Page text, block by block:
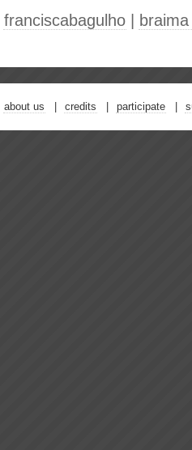
franciscabagulho
about us credits participate